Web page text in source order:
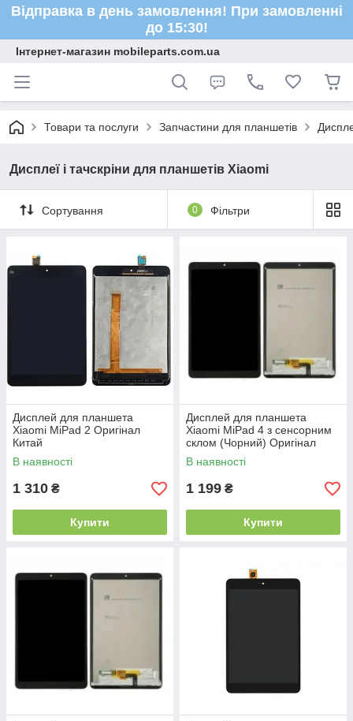
Відправка в день замовлення! При замовленні
до 15:30!
Інтернет-магазин mobileparts.com.ua
Товари та послуги Запчастини для планшетів
Дисплеї і тачскріни для планшетів Xiaomi
Сортування 0 Фільтри
Дисплей для планшета
Xiaomi MiPad 2 Оригінал
Китай
В наявності
1 310 ₴
Купити
Дисплей для планшета
Xiaomi MiPad 4 з сенсорним
склом (Чорний) Оригінал
Китай
В наявності
1 199 ₴
Купити